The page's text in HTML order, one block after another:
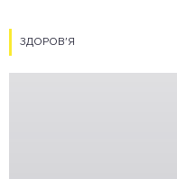
ЗДОРОВ'Я